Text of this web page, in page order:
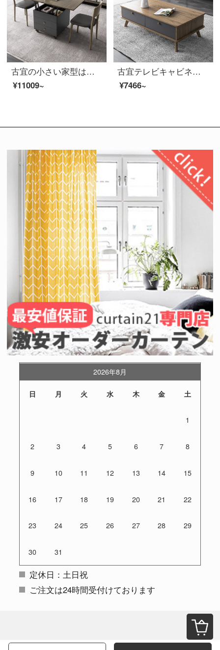
古宜の小さい家型は昇降してお茶の何テーブルの両用は簡単で北欧の風格の客間の家庭用は伸縮してテーブルの多機能のお茶の何+2椅子を折り畳むことができます。
¥11009~
古宜テレビキャビネット茶何組かの小戸型北欧風客間の背景の壁棚棚棚棚棚棚を簡単に予約した現代家具喫茶【灰色】
¥7466~
2026年8月
日 月 火 水 木 金 土
1
2 3 4 5 6 7 8
9 10 11 12 13 14 15
16 17 18 19 20 21 22
23 24 25 26 27 28 29
30 31
定休日：土日祝
ご注文は24時間受付けております